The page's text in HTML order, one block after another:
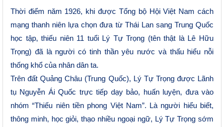
Thời điểm năm 1926, khi được Tổng bộ Hội Việt Nam cách
mạng thanh niên lựa chọn đưa từ Thái Lan sang Trung Quốc
học tập, thiếu niên 11 tuổi Lý Tự Trọng (tên thật là Lê Hữu
Trọng) đã là người có tinh thần yêu nước và thấu hiểu nỗi
thống khổ của nhân dân ta.
Trên đất Quảng Châu (Trung Quốc), Lý Tự Trọng được Lãnh
tụ Nguyễn Ái Quốc trực tiếp dạy bảo, huấn luyện, đưa vào
nhóm “Thiếu niên tiền phong Việt Nam”. Là người hiểu biết,
thông minh, học giỏi, thạo nhiều ngoại ngữ, Lý Tự Trọng sớm